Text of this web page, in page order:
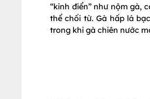
“kinh điển” như nộm gà,
thể chối từ. Gà hấp lá
trong khi gà chiên nước